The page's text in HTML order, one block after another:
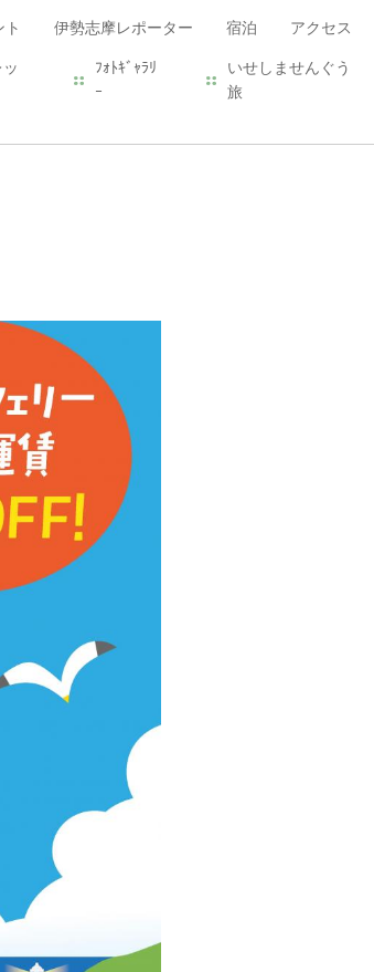
ト 伊勢志摩レポーター 宿泊 アクセス
ﾌｫﾄｷﾞｬﾗﾘ
ｰ
いせしませんぐう
旅